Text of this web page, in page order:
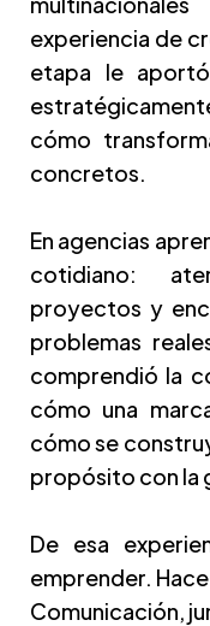
experiencia de
etapa le
cómo
concretos.
En agencias
cotidiano:
proyectos y
problemas
comprendió la
cómo una
cómo se
propósito con la
De esa
emprender.
Comunicación,